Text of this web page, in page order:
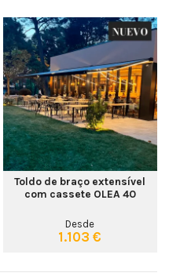
Toldo de braço extensível
com cassete OLEA 40
Desde
1.103 €